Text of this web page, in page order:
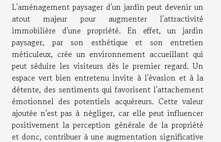
L'aménagement paysager d'un jardin peut devenir un
atout majeur pour augmenter l'attractivité
immobilière d'une propriété. En effet, un jardin
paysager, par son esthétique et son entretien
méticuleux, crée un environnement accueillant qui
peut séduire les visiteurs dès le premier regard. Un
espace vert bien entretenu invite à l'évasion et à la
détente, des sentiments qui favorisent l'attachement
émotionnel des potentiels acquéreurs. Cette valeur
ajoutée n'est pas à négliger, car elle peut influencer
positivement la perception générale de la propriété
et donc, contribuer à une augmentation significative